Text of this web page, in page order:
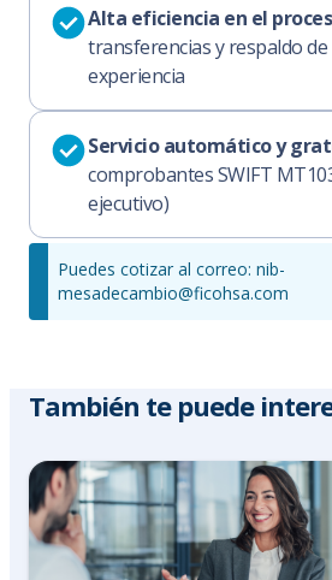
Alta eficiencia en el
transferencias y respaldo
experiencia
Servicio automático y
comprobantes SWIFT
ejecutivo)
Puedes cotizar al correo: nib-
mesadecambio@ficohsa.com
También te puede